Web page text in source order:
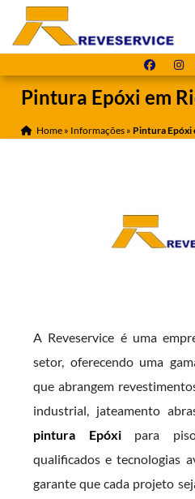
Pintura Epóxi em
Home » Informações » Pintura Epóxi
A Reveservice é uma
setor, oferecendo uma
que abrangem
industrial, jateamento
pintura Epóxipara
qualificados e tecnologias
garante que cada projeto